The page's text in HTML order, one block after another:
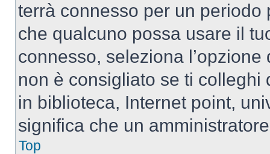
terrà connesso per un
che qualcuno possa usare il
connesso, seleziona
non è consigliato se ti
in biblioteca, Internet point,
significa che un
Top